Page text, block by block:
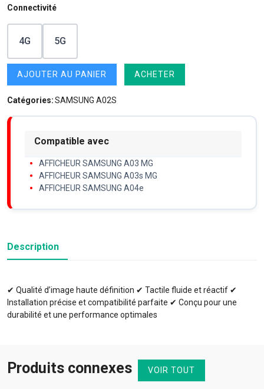
Connectivité
4G 5G
AJOUTER AU PANIER ACHETER
Catégories:SAMSUNG A02S
Compatible avec
AFFICHEUR SAMSUNG A03 MG
AFFICHEUR SAMSUNG A03s MG
AFFICHEUR SAMSUNG A04e
Description
✔ Qualité d’image haute définition ✔ Tactile fluide et réactif ✔
Installation précise et compatibilité parfaite ✔ Conçu pour une
durabilité et une performance optimales
Produits connexes VOIR TOUT